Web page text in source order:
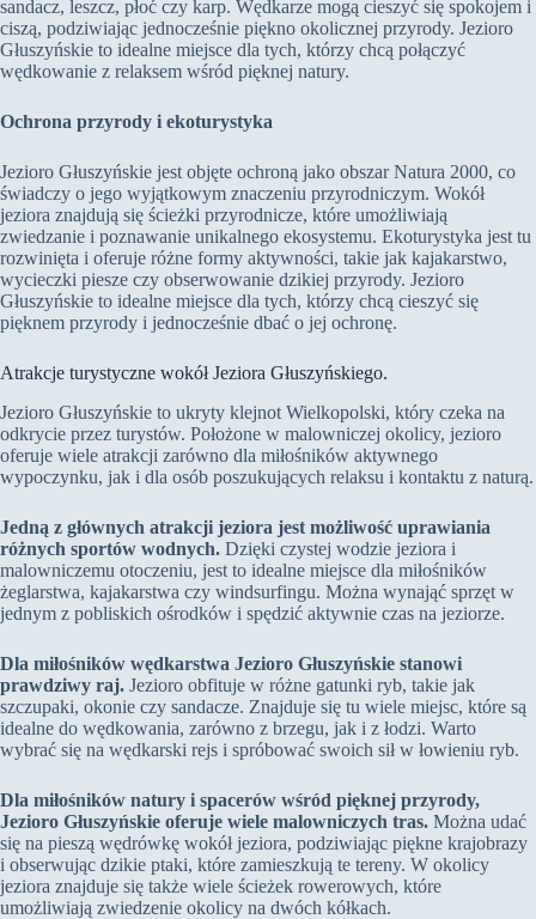
sandacz, leszcz, płoć czy karp. Wędkarze mogą cieszyć się spokojem i
ciszą, podziwiając jednocześnie piękno okolicznej przyrody. Jezioro
Głuszyńskie to idealne miejsce dla tych, którzy chcą połączyć
wędkowanie z relaksem wśród pięknej natury.
Ochrona przyrody i ekoturystyka
Jezioro Głuszyńskie jest objęte ochroną jako obszar Natura 2000, co
świadczy o jego wyjątkowym znaczeniu przyrodniczym. Wokół
jeziora znajdują się ścieżki przyrodnicze, które umożliwiają
zwiedzanie i poznawanie unikalnego ekosystemu. Ekoturystyka jest tu
rozwinięta i oferuje różne formy aktywności, takie jak kajakarstwo,
wycieczki piesze czy obserwowanie dzikiej przyrody. Jezioro
Głuszyńskie to idealne miejsce dla tych, którzy chcą cieszyć się
pięknem przyrody i jednocześnie dbać o jej ochronę.
Atrakcje turystyczne wokół Jeziora Głuszyńskiego.
Jezioro Głuszyńskie to ukryty klejnot Wielkopolski, który czeka na
odkrycie przez turystów. Położone w malowniczej okolicy, jezioro
oferuje wiele atrakcji zarówno dla miłośników aktywnego
wypoczynku, jak i dla osób poszukujących relaksu i kontaktu z naturą.
Jedną z głównych atrakcji jeziora jest możliwość uprawiania
różnych sportów wodnych. Dzięki czystej wodzie jeziora i
malowniczemu otoczeniu, jest to idealne miejsce dla miłośników
żeglarstwa, kajakarstwa czy windsurfingu. Można wynająć sprzęt w
jednym z pobliskich ośrodków i spędzić aktywnie czas na jeziorze.
Dla miłośników wędkarstwa Jezioro Głuszyńskie stanowi
prawdziwy raj. Jezioro obfituje w różne gatunki ryb, takie jak
szczupaki, okonie czy sandacze. Znajduje się tu wiele miejsc, które są
idealne do wędkowania, zarówno z brzegu, jak i z łodzi. Warto
wybrać się na wędkarski rejs i spróbować swoich sił w łowieniu ryb.
Dla miłośników natury i spacerów wśród pięknej przyrody,
Jezioro Głuszyńskie oferuje wiele malowniczych tras. Można udać
się na pieszą wędrówkę wokół jeziora, podziwiając piękne krajobrazy
i obserwując dzikie ptaki, które zamieszkują te tereny. W okolicy
jeziora znajduje się także wiele ścieżek rowerowych, które
umożliwiają zwiedzenie okolicy na dwóch kółkach.